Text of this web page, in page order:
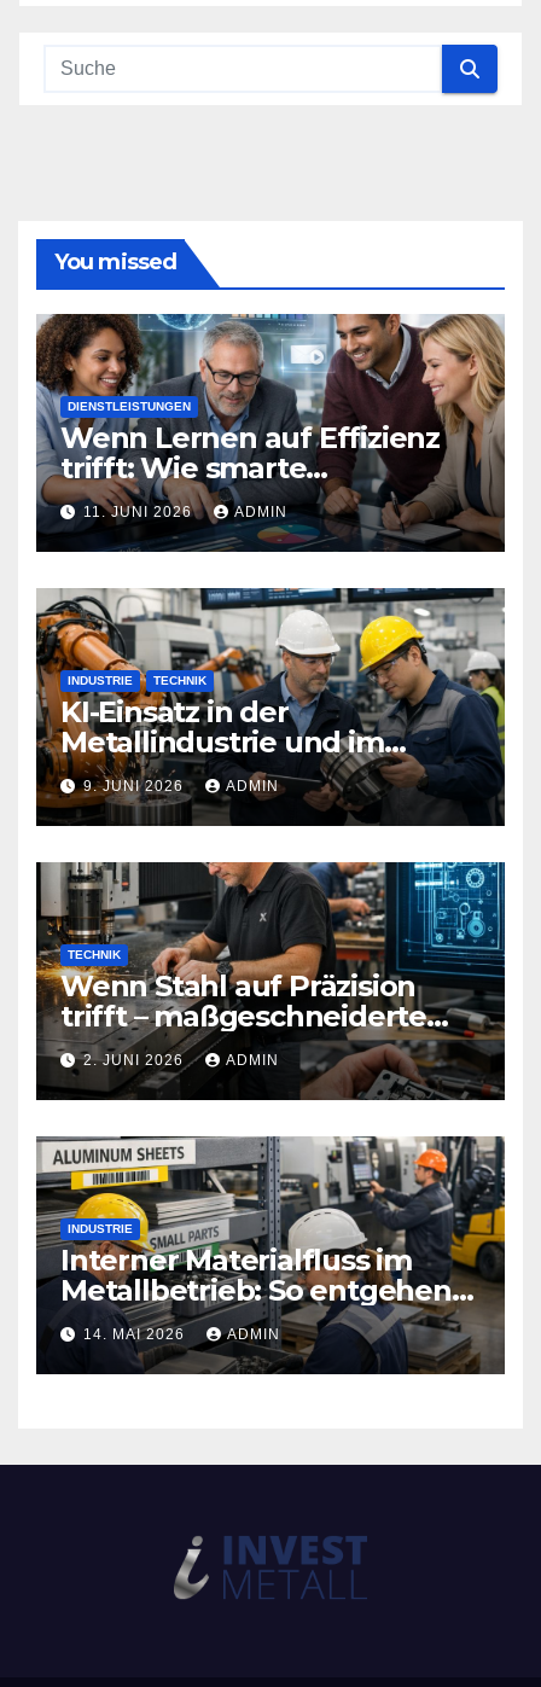
You missed
DIENSTLEISTUNGEN
Wenn Lernen auf Effizienz
trifft: Wie smarte
Technologien Weiterbildung
neu definieren
11. JUNI 2026 ADMIN
INDUSTRIE TECHNIK
KI-Einsatz in der
Metallindustrie und im
Maschinenbau
9. JUNI 2026 ADMIN
TECHNIK
Wenn Stahl auf Präzision
trifft – maßgeschneiderte
Sicherheitstechnik, die Türen
neu definiert
2. JUNI 2026 ADMIN
INDUSTRIE
Interner Materialfluss im
Metallbetrieb: So entgehen
Sie teuren
Produktionsstopps
14. MAI 2026 ADMIN